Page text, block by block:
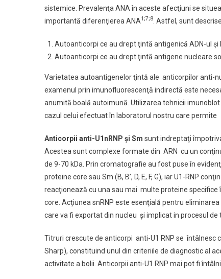
sistemice. Prevalenţa ANA în aceste afecţiuni se
importantă diferenţierea ANA1;7;8 . Astfel, sunt
Autoanticorpi ce au drept ţintă antigenică ADN-ul şi
Autoanticorpi ce au drept ţintă antigene nucleare
Varietatea autoantigenelor ţintă ale anticorpilor anti-
examenul prin imunofluorescenţă indirectă este
anumită boală autoimună. Utilizarea tehnicii
cazul celui efectuat în laboratorul nostru care
Anticorpii anti-U1nRNP şi Sm sunt indreptaţi
Acestea sunt complexe formate din ARN cu un
de 9-70 kDa. Prin cromatografie au fost puse în
proteine core sau Sm (B, B’, D, E, F, G), iar U1-RNP
reacţionează cu una sau mai multe proteine
core. Acţiunea snRNP este esenţială pentru
care va fi exportat din nucleu şi implicat in procesul
Titruri crescute de anticorpi anti-U1 RNP se întâlnesc
Sharp), constituind unul din criteriile de diagnostic al
activitate a bolii. Anticorpii anti-U1 RNP mai pot fi